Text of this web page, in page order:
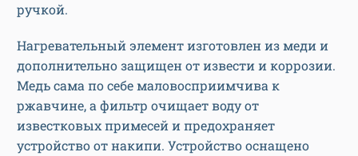
ручкой.
Нагревательный элемент изготовлен из меди и
дополнительно защищен от извести и коррозии.
Медь сама по себе маловосприимчива к
ржавчине, а фильтр очищает воду от
известковых примесей и предохраняет
устройство от накипи. Устройство оснащено